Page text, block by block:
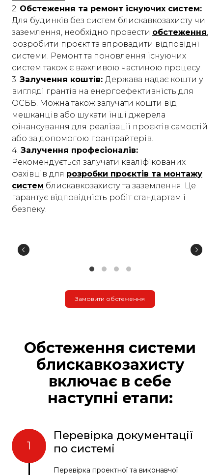
2. Обстеження та ремонт існуючих систем:
Для будинків без систем блискавкозахисту чи
заземлення, необхідно провести обстеження,
розробити проєкт та впровадити відповідні
системи. Ремонт та поновлення існуючих
систем також є важливою частиною процесу.
3. Залучення коштів: Держава надає кошти у
вигляді грантів на енергоефективність для
ОСББ. Можна також залучати кошти від
мешканців або шукати інші джерела
фінансування для реалізації проєктів самостій
або за допомогою грантрайтерів.
4. Залучення професіоналів:
Рекомендується залучати кваліфікованих
фахівців для розробки проєктів та монтажу
систем блискавкозахисту та заземлення. Це
гарантує відповідність робіт стандартам і
безпеку.
Замовити обстеження
Обстеження системи
блискавкозахисту
включає в себе
наступні етапи:
1
Перевірка документації
по системі
Перевірка проектної та виконавчої